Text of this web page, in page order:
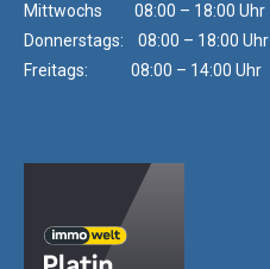
Mittwochs 08:00 – 18:00 Uhr
Donnerstags: 08:00 – 18:00 Uhr
Freitags: 08:00 – 14:00 Uhr